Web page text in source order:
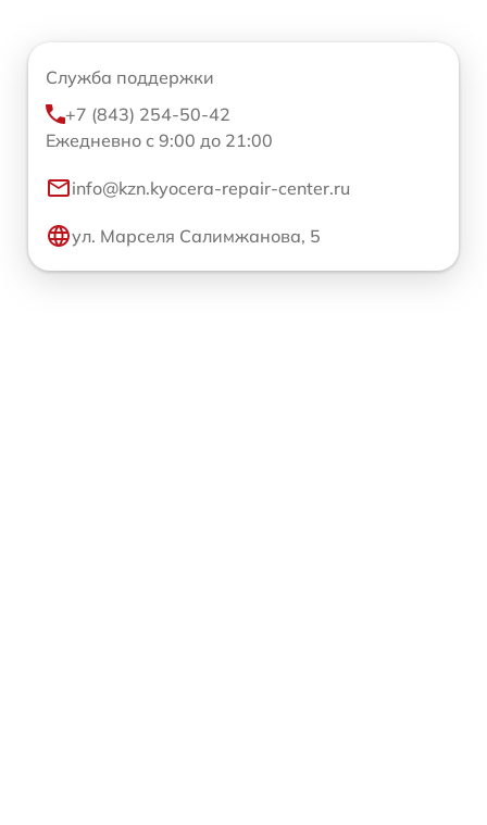
Служба поддержки
+7 (843) 254-50-42
Ежедневно с 9:00 до 21:00
info@kzn.kyocera-repair-center.ru
ул. Марселя Салимжанова, 5